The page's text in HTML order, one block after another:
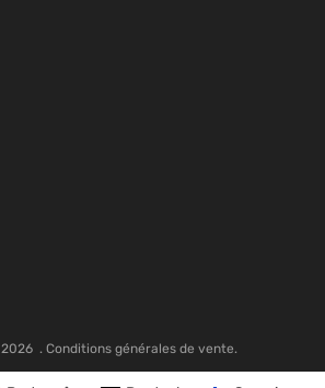
2026 . Conditions générales de vente.